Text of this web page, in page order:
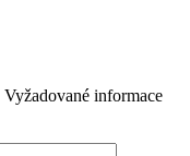
Vyžadované informace